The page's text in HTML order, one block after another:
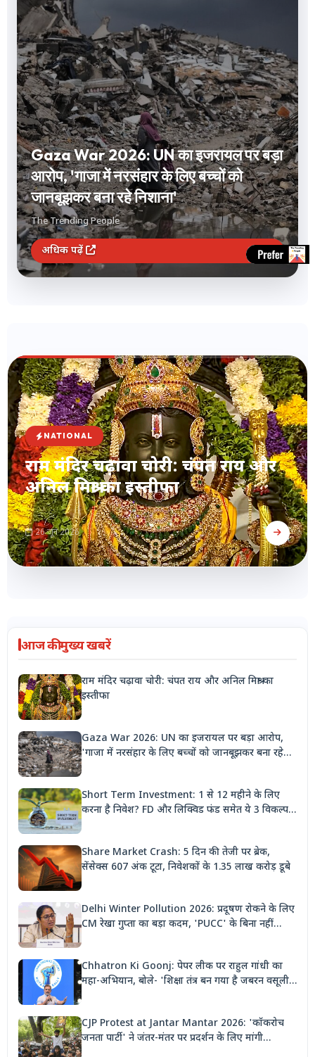
Short Term Investment: 1 से 12 महीने
के लिए करना है निवेश? FD और लिक्विड फंड
समेत ये 3 विकल्प देंगे बंपर रिटर्न
The Trending People
अधिक पढ़ें
NATIONAL
राम मंदिर चढ़ावा चोरी: चंपत राय और
अनिल मिश्रा का इस्तीफा
26 जून 2026
आज की मुख्य खबरें
राम मंदिर चढ़ावा चोरी: चंपत राय और अनिल मिश्रा का
इस्तीफा
Gaza War 2026: UN का इजरायल पर बड़ा आरोप,
'गाजा में नरसंहार के लिए बच्चों को जानबूझकर बना रहे
Short Term Investment: 1 से 12 महीने के लिए
करना है निवेश? FD और लिक्विड फंड समेत ये 3 विकल्प
Share Market Crash: 5 दिन की तेजी पर ब्रेक,
सेंसेक्स 607 अंक टूटा, निवेशकों के 1.35 लाख करोड़ डूबे
Delhi Winter Pollution 2026: प्रदूषण रोकने के लिए
CM रेखा गुप्ता का बड़ा कदम, 'PUCC' के बिना नहीं
Chhatron Ki Goonj: पेपर लीक पर राहुल गांधी का
महा-अभियान, बोले- 'शिक्षा तंत्र बन गया है जबरन वसूली
CJP Protest at Jantar Mantar 2026: 'कॉकरोच
जनता पार्टी' ने जंतर-मंतर पर प्रदर्शन के लिए मांगी